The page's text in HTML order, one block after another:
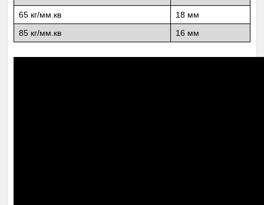
65 кг/мм.кв
18 мм
85 кг/мм.кв
16 мм